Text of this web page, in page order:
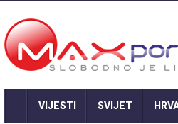
VIJESTI SVIJET